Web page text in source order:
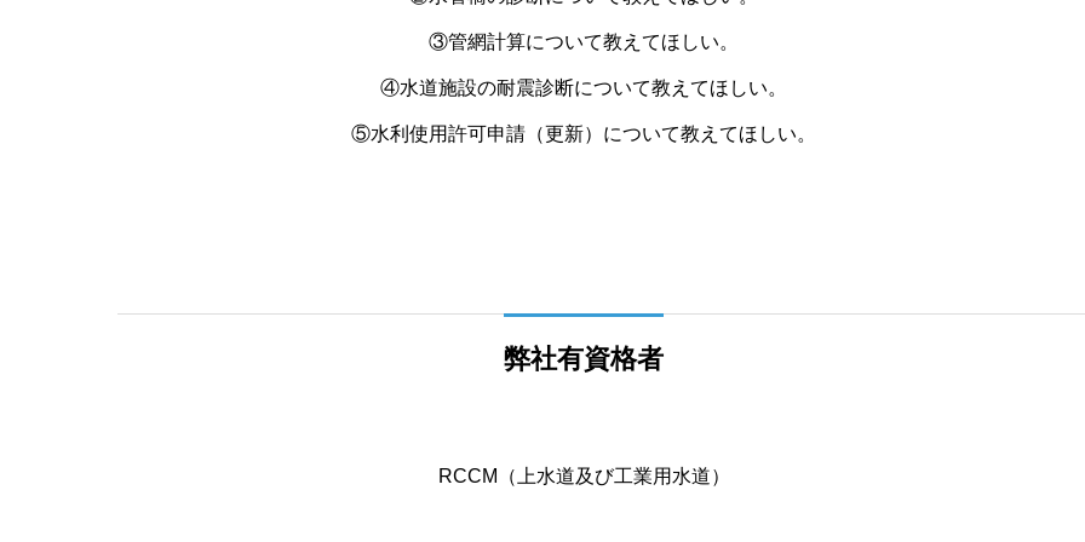
③管網計算について教えてほしい。
④水道施設の耐震診断について教えてほしい。
⑤水利使用許可申請（更新）について教えてほしい。
弊社有資格者
RCCM（上水道及び工業用水道）